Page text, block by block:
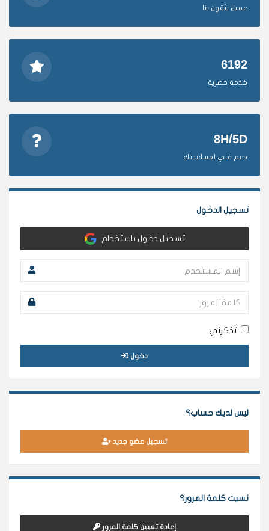
عميل يثقون بنا
6192
خدمة حصرية
8H/5D
دعم فني لمساعدتك
تسجيل الدخول
تسجيل دخول باستخدام
تذكرني
دخول
ليس لديك حساب؟
تسجيل عضو جديد
نسيت كلمة المرور؟
إعادة تعيين كلمة المرور